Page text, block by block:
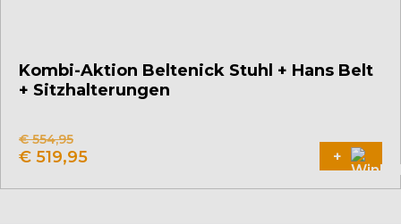
Kombi-Aktion Beltenick Stuhl + Hans Belt
+ Sitzhalterungen
€554,95
€ 519,95 +
Produkt
weist
mehrere